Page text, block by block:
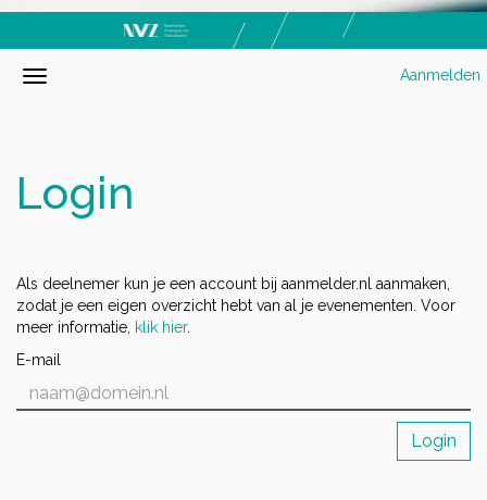
Aanmelden
Login
Als deelnemer kun je een account bij aanmelder.nl aanmaken,
zodat je een eigen overzicht hebt van al je evenementen. Voor
meer informatie, klik hier.
E-mail
Login